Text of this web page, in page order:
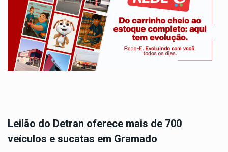
Leilão do Detran oferece mais de 700
veículos e sucatas em Gramado